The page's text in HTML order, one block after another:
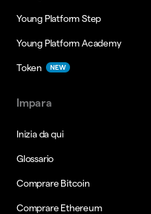
Young Platform Step
Young Platform Academy
Token NEW
Impara
Inizia da qui
Glossario
Comprare Bitcoin
Comprare Ethereum